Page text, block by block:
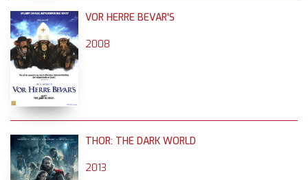
VOR HERRE BEVAR'S
2008
THOR: THE DARK WORLD
2013